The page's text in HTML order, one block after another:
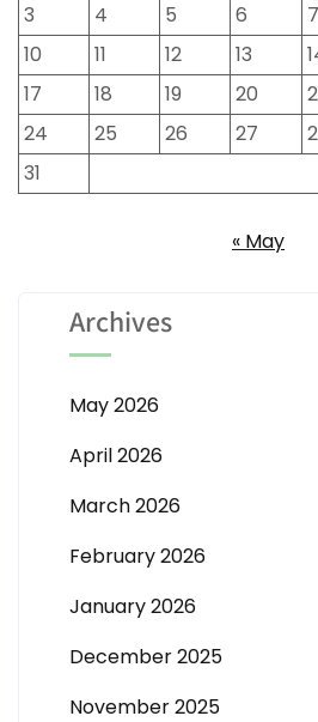
3
4 5 6 7
10
11 12 13
17
18 19 20
24
25 26 27
31
« May
Archives
May 2026
April 2026
March 2026
February 2026
January 2026
December 2025
November 2025